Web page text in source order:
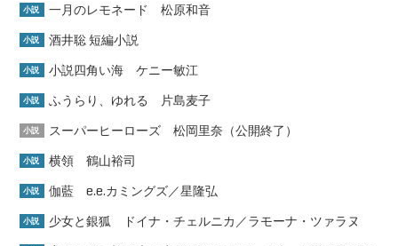
小説 一月のレモネード 松原和音
小説 酒井聡 短編小説
小説 小説四角い海 ケニー敏江
小説 ふうらり、ゆれる 片島麦子
小説 スーパーヒーローズ 松岡里奈（公開終了）
小説 横領 鶴山裕司
小説 伽藍 e.e.カミングズ／星隆弘
小説 少女と銀狐 ドイナ・チェルニカ／ラモーナ・ツァラヌ